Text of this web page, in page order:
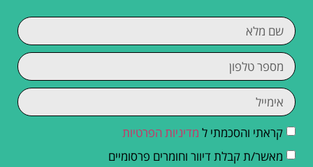
קראתי והסכמתי ל מדיניות הפרטיות
מאשר/ת קבלת דיוור וחומרים פרסומיים